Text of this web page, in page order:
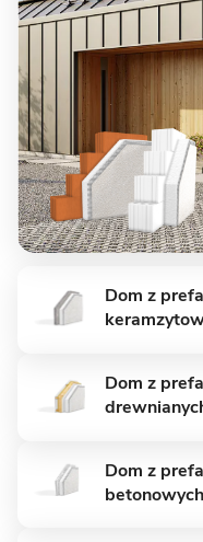
8 zdjęć
z garażem
Dom z
Dom z
Dom z
betonowych